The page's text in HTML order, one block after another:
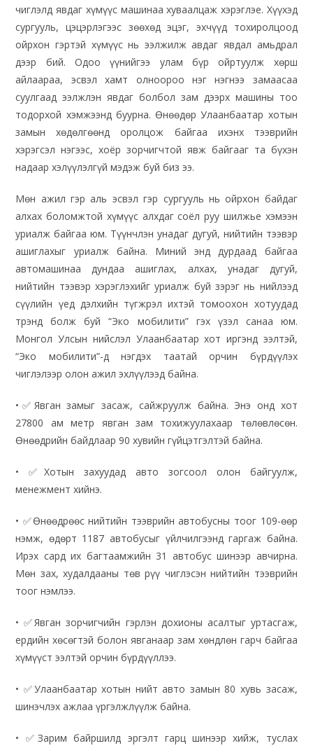
чиглэлд явдаг хүмүүс машинаа хуваалцаж хэрэглэе. Хүүхэд
сургууль, цэцэрлэгээс зөөхөд эцэг, эхчүүд тохиролцоод
ойрхон гэртэй хүмүүс нь ээлжилж авдаг явдал амьдрал
дээр бий. Одоо үүнийгээ улам бүр ойртуулж хөрш
айлаараа, эсвэл хамт олноороо нэг нэгнээ замаасаа
суулгаад ээлжлэн явдаг болбол зам дээрх машины тоо
тодорхой хэмжээнд буурна. Өнөөдөр Улаанбаатар хотын
замын хөдөлгөөнд оролцож байгаа ихэнх тээврийн
хэрэгсэл нэгээс, хоёр зорчигчтой явж байгааг та бүхэн
надаар хэлүүлэлгүй мэдэж буй биз ээ.
Мөн ажил гэр аль эсвэл гэр сургууль нь ойрхон байдаг
алхах боломжтой хүмүүс алхдаг соёл руу шилжье хэмээн
уриалж байгаа юм. Түүнчлэн унадаг дугуй, нийтийн тээвэр
ашиглахыг уриалж байна. Миний энд дурдаад байгаа
автомашинаа дундаа ашиглах, алхах, унадаг дугуй,
нийтийн тээвэр хэрэглэхийг уриалж буй зэрэг нь нийлээд
сүүлийн үед дэлхийн түгжрэл ихтэй томоохон хотуудад
трэнд болж буй “Эко мобилити” гэх үзэл санаа юм.
Монгол Улсын нийслэл Улаанбаатар хот иргэнд ээлтэй,
“Эко мобилити”-д нэгдэх таатай орчин бүрдүүлэх
чиглэлээр олон ажил эхлүүлээд байна.
•✅Явган замыг засаж, сайжруулж байна. Энэ онд хот
27800 ам метр явган зам тохижуулахаар төлөвлөсөн.
Өнөөдрийн байдлаар 90 хувийн гүйцэтгэлтэй байна.
• ✅Хотын захуудад авто зогсоол олон байгуулж,
менежмент хийнэ.
• ✅Өнөөдрөөс нийтийн тээврийн автобусны тоог 109-өөр
нэмж, өдөрт 1187 автобусыг үйлчилгээнд гаргаж байна.
Ирэх сард их багтаамжийн 31 автобус шинээр авчирна.
Мөн зах, худалдааны төв рүү чиглэсэн нийтийн тээврийн
тоог нэмлээ.
• ✅Явган зорчигчийн гэрлэн дохионы асалтыг уртасгаж,
ердийн хөсөгтэй болон явганаар зам хөндлөн гарч байгаа
хүмүүст ээлтэй орчин бүрдүүллээ.
• ✅Улаанбаатар хотын нийт авто замын 80 хувь засаж,
шинэчлэх ажлаа үргэлжлүүлж байна.
• ✅Зарим байршилд эргэлт гарц шинээр хийж, туслах